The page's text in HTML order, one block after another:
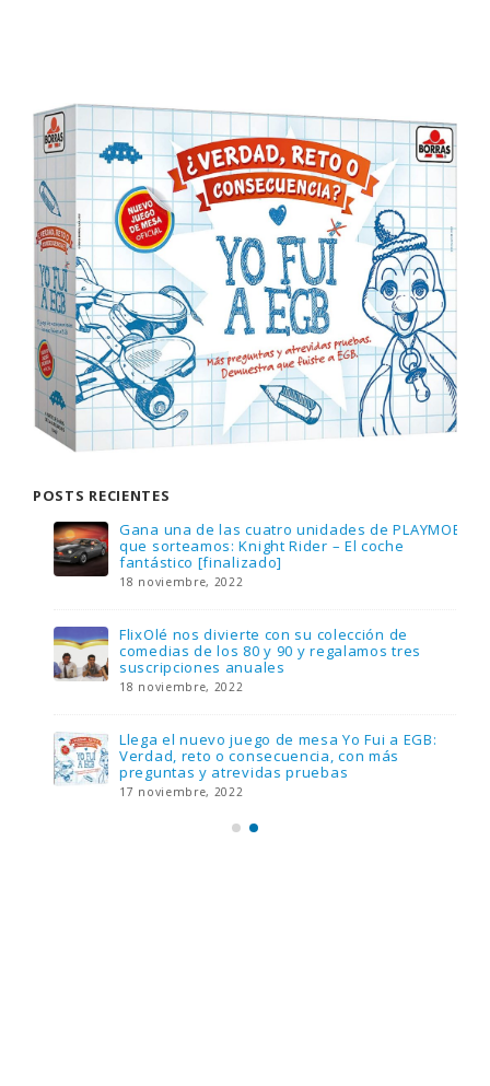
POSTS RECIENTES
Gana una de las cuatro unidades de PLAYMOBIL
que sorteamos: Knight Rider – El coche
fantástico [finalizado]
18 noviembre, 2022
FlixOlé nos divierte con su colección de
comedias de los 80 y 90 y regalamos tres
suscripciones anuales
18 noviembre, 2022
Llega el nuevo juego de mesa Yo Fui a EGB:
Verdad, reto o consecuencia, con más
preguntas y atrevidas pruebas
17 noviembre, 2022